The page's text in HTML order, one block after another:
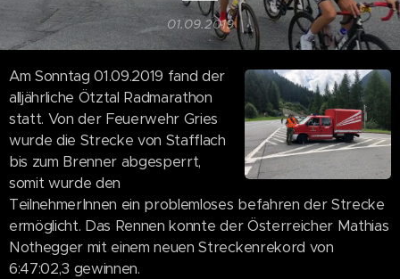
01.09.2019
Am Sonntag 01.09.2019 fand der
alljährliche Ötztal Radmarathon
statt. Von der Feuerwehr Gries
wurde die Strecke von Stafflach
bis zum Brenner abgesperrt,
somit wurde den
TeilnehmerInnen ein problemloses befahren der Strecke
ermöglicht. Das Rennen konnte der Österreicher Mathias
Nothegger mit einem neuen Streckenrekord von
6:47:02,3 gewinnen.